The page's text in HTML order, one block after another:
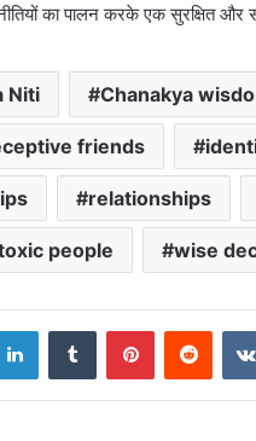
का पालन करके एक सुरक्षित
Niti Chanakya
friends
relationships
people wise
LinkedInTumblr Pinterest